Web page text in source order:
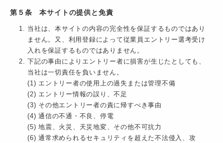
第５条 本サイトの提供と免責
当社は、本サイトの内容の完全性を保証するものではあり
ません。又、利用登録によって従業員エントリー選考受け
入れを保証するものではありません。
下記の事由によりエントリー者に損害が生じたとしても、
当社は一切責任を負いません。
(1) エントリー者の使用上の過失または管理不備
(2) エントリー情報の誤り、不足
(3) その他エントリー者の責に帰すべき事由
(4) 通信の不通・不良、停電
(5) 地震、火災、天災地変、その他不可抗力
(6) 通常求められるセキュリティを超えた不法侵入、攻